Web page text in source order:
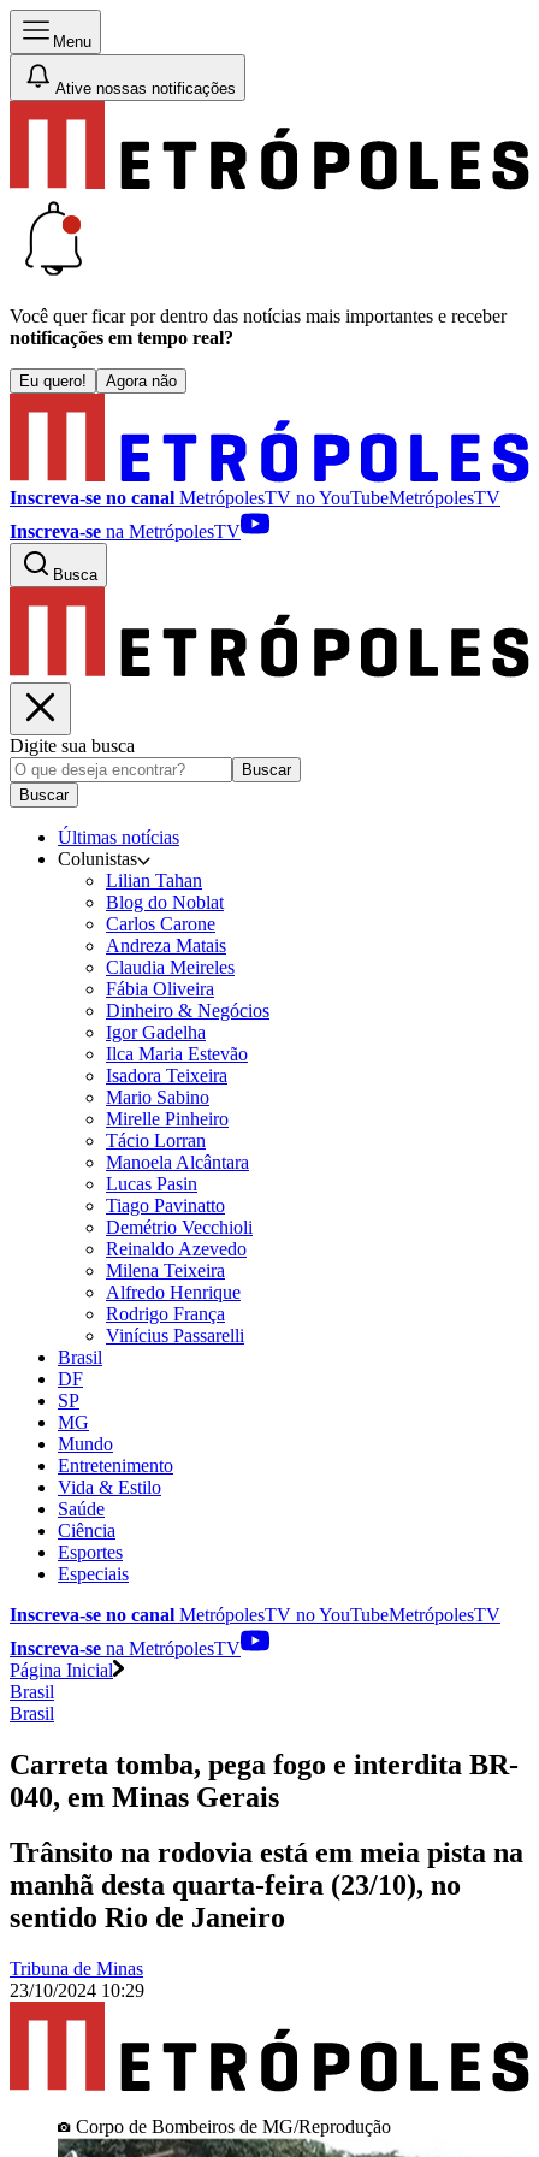
Menu
Ative nossas notificações
Você quer ficar por dentro das notícias mais importantes e receber
notificações em tempo real?
Eu quero! Agora não
Inscreva-se no canal MetrópolesTV noYouTubeMetrópolesTV
Inscreva-se na MetrópolesTV
Busca
Digite sua busca
Buscar
Buscar
Últimas notícias
Colunistas
Lilian Tahan
Blog do Noblat
Carlos Carone
Andreza Matais
Claudia Meireles
Fábia Oliveira
Dinheiro & Negócios
Igor Gadelha
Ilca Maria Estevão
Isadora Teixeira
Mario Sabino
Mirelle Pinheiro
Tácio Lorran
Manoela Alcântara
Lucas Pasin
Tiago Pavinatto
Demétrio Vecchioli
Reinaldo Azevedo
Milena Teixeira
Alfredo Henrique
Rodrigo França
Vinícius Passarelli
Brasil
DF
SP
MG
Mundo
Entretenimento
Vida & Estilo
Saúde
Ciência
Esportes
Especiais
Inscreva-se no canal MetrópolesTV noYouTubeMetrópolesTV
Inscreva-se na MetrópolesTV
Página Inicial
Brasil
Brasil
Carreta tomba, pega fogo e interdita BR-
040, em Minas Gerais
Trânsito na rodovia está em meia pista na
manhã desta quarta-feira (23/10), no
sentido Rio de Janeiro
Tribuna de Minas
23/10/2024 10:29
Corpo de Bombeiros de MG/Reprodução